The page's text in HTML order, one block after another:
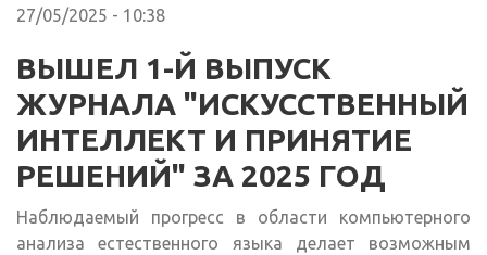
27/05/2025 - 10:38
ВЫШЕЛ 1-Й ВЫПУСК
ЖУРНАЛА "ИСКУССТВЕННЫЙ
ИНТЕЛЛЕКТ И ПРИНЯТИЕ
РЕШЕНИЙ" ЗА 2025 ГОД
Наблюдаемый прогресс в области компьютерного
анализа естественного языка делает возможным